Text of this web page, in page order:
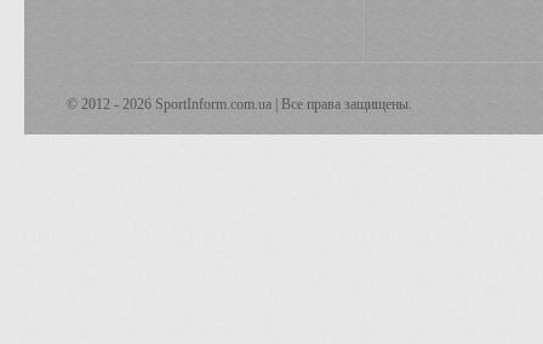
© 2012 - 2026 SportInform.com.ua | Все права защищены.